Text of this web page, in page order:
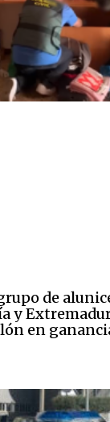
de
y
en